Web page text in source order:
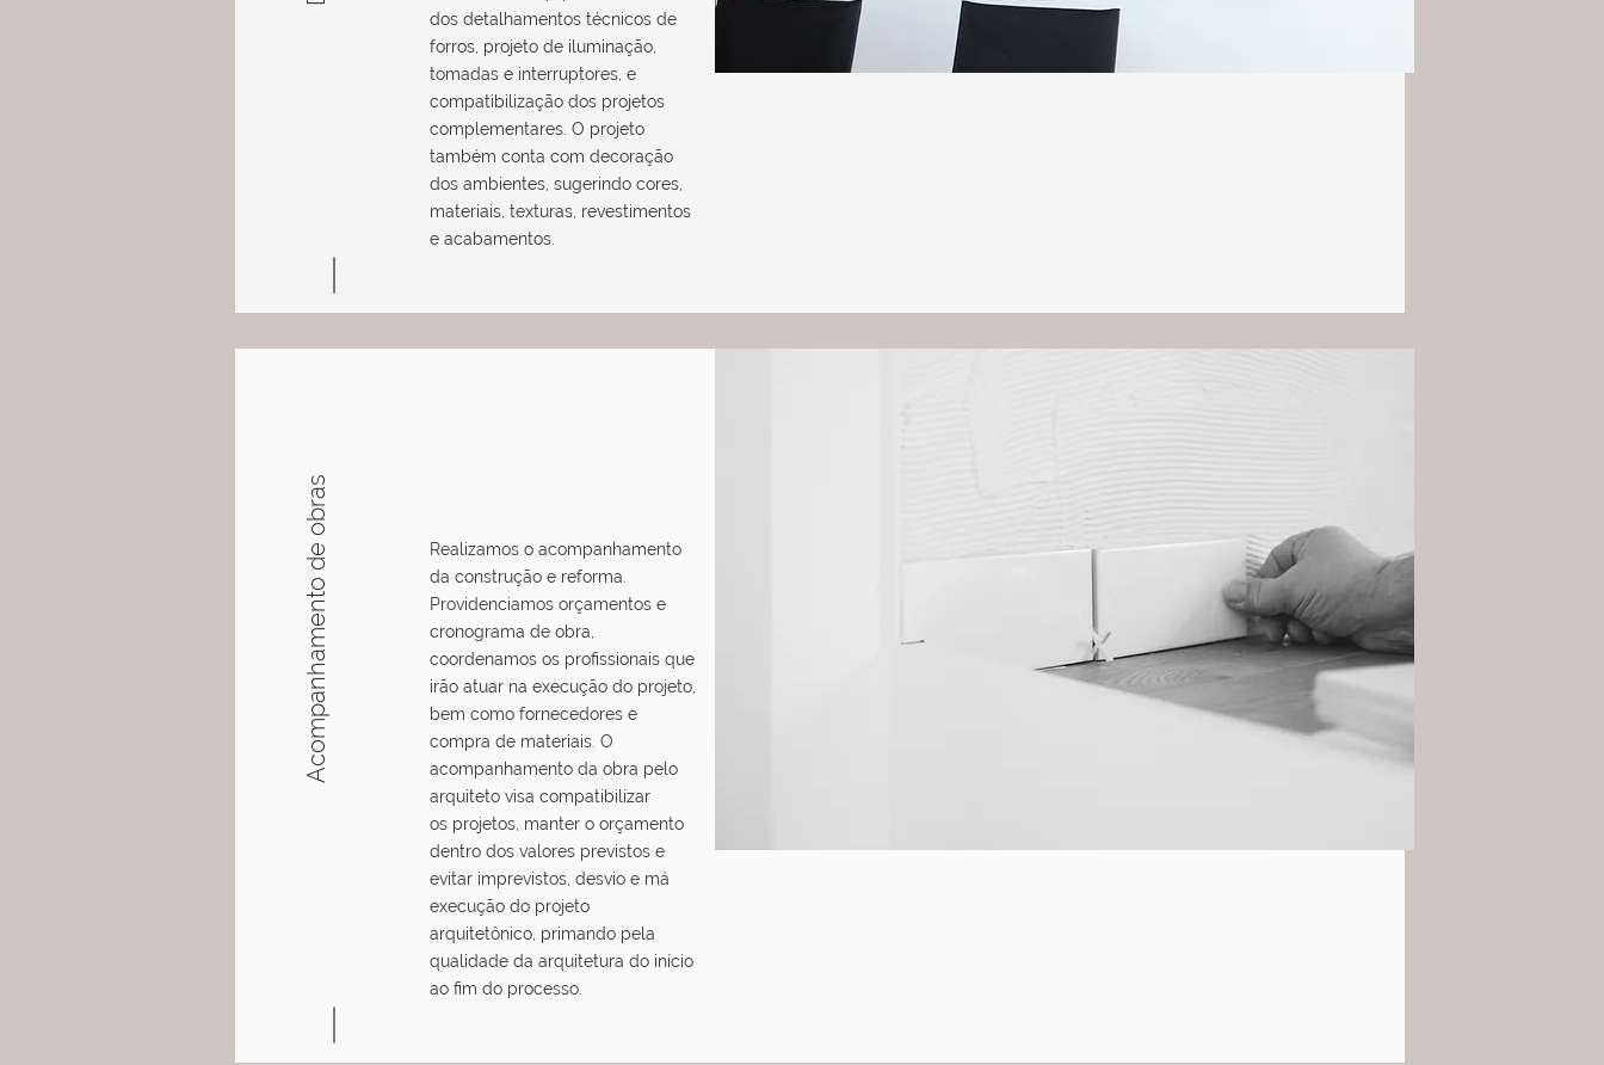
dos detalhamentos técnicos de
forros, projeto de iluminação,
tomadas e interruptores, e
compatibilização dos projetos
complementares. O projeto
também conta com decoração
dos ambientes, sugerindo cores,
materiais, texturas, revestimentos
e acabamentos.
Acompanhamento de obras
Realizamos o acompanhamento
da construção e reforma.
Providenciamos orçamentos e
cronograma de obra,
coordenamos os profissionais que
irão atuar na execução do projeto,
bem como fornecedores e
compra de materiais. O
acompanhamento da obra pelo
arquiteto visa compatibilizar
os projetos, manter o orçamento
dentro dos valores previstos e
evitar imprevistos, desvio e má
execução do projeto
arquitetônico, primando pela
qualidade da arquitetura do início
ao fim do processo.